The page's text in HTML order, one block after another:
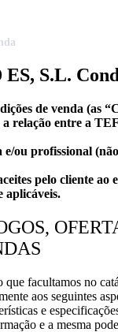
S.L.
de venda (as “
a relação entre a
e/ou profissional (não
pelo cliente ao
aplicáveis.
facultamos no
aos seguintes
e
e a mesma